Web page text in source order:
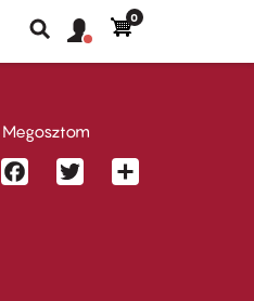
Keresés
fiók
Felhasználói
0
Megosztom
FacebookTwitter